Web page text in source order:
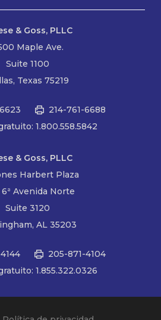
& Goss, PLLC
Maple Ave.
Suite 1100
Texas 75219
214-761-6688
1.800.558.5842
& Goss, PLLC
Harbert Plaza
6ª Avenida Norte
Suite 3120
AL 35203
205-871-4104
1.855.322.0326